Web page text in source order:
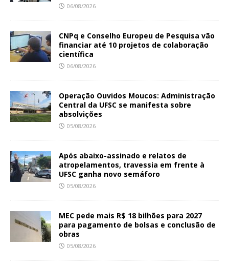
06/08/2026
CNPq e Conselho Europeu de Pesquisa vão
financiar até 10 projetos de colaboração
científica
06/08/2026
Operação Ouvidos Moucos: Administração
Central da UFSC se manifesta sobre
absolvições
05/08/2026
Após abaixo-assinado e relatos de
atropelamentos, travessia em frente à
UFSC ganha novo semáforo
05/08/2026
MEC pede mais R$ 18 bilhões para 2027
para pagamento de bolsas e conclusão de
obras
05/08/2026